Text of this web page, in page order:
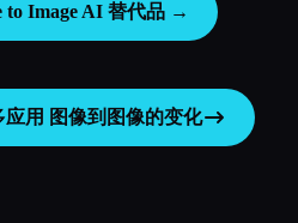
to Image AI 替代品 →
用 图像到图像的变化